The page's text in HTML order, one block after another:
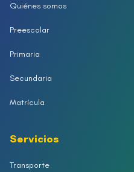
Quiénes somos
Preescolar
Primaria
Secundaria
Matrícula
Servicios
Transporte